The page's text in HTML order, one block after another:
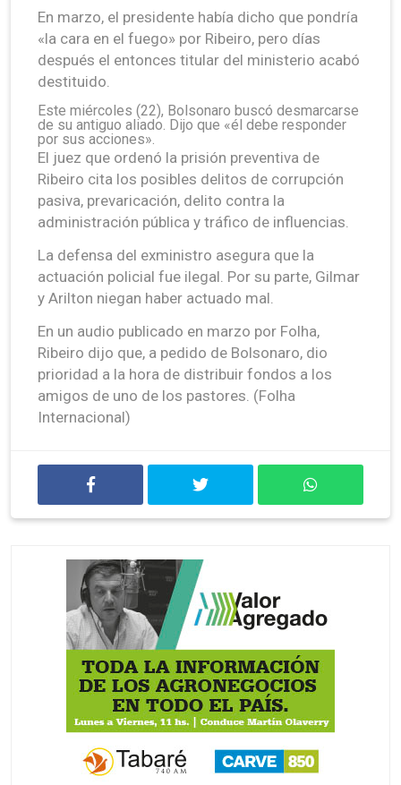
En marzo, el presidente había dicho que pondría
«la cara en el fuego» por Ribeiro, pero días
después el entonces titular del ministerio acabó
destituido.
Este miércoles (22), Bolsonaro buscó desmarcarse
de su antiguo aliado. Dijo que «él debe responder
por sus acciones».
El juez que ordenó la prisión preventiva de
Ribeiro cita los posibles delitos de corrupción
pasiva, prevaricación, delito contra la
administración pública y tráfico de influencias.
La defensa del exministro asegura que la
actuación policial fue ilegal. Por su parte, Gilmar
y Arilton niegan haber actuado mal.
En un audio publicado en marzo por Folha,
Ribeiro dijo que, a pedido de Bolsonaro, dio
prioridad a la hora de distribuir fondos a los
amigos de uno de los pastores. (Folha
Internacional)